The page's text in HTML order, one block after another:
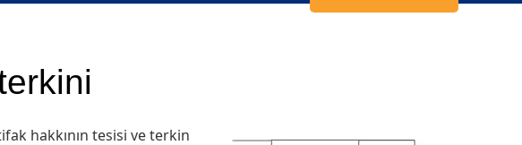
hakkının tesisi ve terkin